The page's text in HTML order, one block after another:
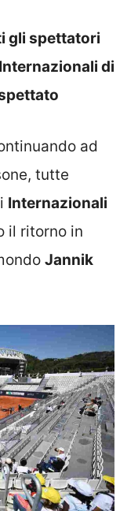
gli spettatori
di
ad
tutte
Internazionali
il ritorno in
Jannik